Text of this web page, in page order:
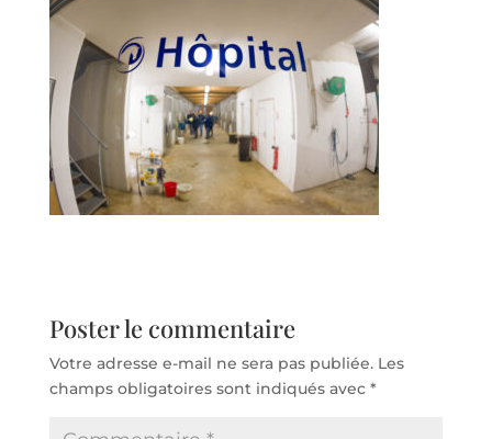
Poster le commentaire
Votre adresse e-mail ne sera pas publiée. Les
champs obligatoires sont indiqués avec *